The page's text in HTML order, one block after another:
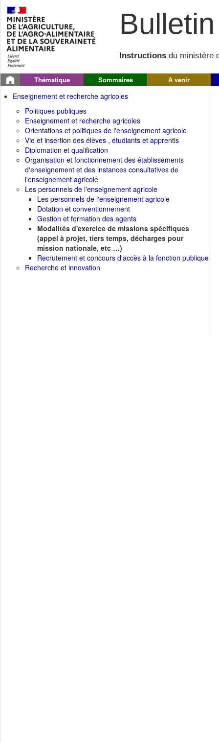
Instructions du ministère
Thématique Sommaires A venir
Enseignement et recherche agricoles
Politiques publiques
Enseignement et recherche agricoles
Orientations et politiques de l'enseignement agricole
Vie et insertion des élèves , étudiants et apprentis
Diplomation et qualification
Organisation et fonctionnement des établissements
d'enseignement et des instances consultatives de
l'enseignement agricole
Les personnels de l'enseignement agricole
Les personnels de l'enseignement agricole
Dotation et conventionnement
Gestion et formation des agents
Modalités d'exercice de missions spécifiques
(appel à projet, tiers temps, décharges pour
mission nationale, etc …)
Recrutement et concours d'accès à la fonction publique
Recherche et innovation